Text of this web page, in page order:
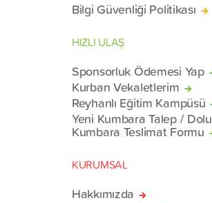
Bilgi Güvenliği Politikası
HIZLI ULAŞ
Sponsorluk Ödemesi Yap
Kurban Vekaletlerim
Reyhanlı Eğitim Kampüsü
Yeni Kumbara Talep / Dolu
Kumbara Teslimat Formu
KURUMSAL
Hakkımızda